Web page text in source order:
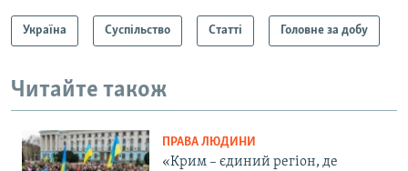
Україна Суспільство Статті Головне за добу
Читайте також
ПРАВА ЛЮДИНИ
«Крим – єдиний регіон, де